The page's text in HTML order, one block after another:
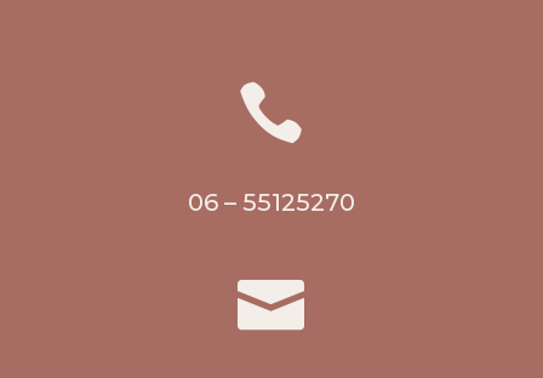

06 – 55125270
